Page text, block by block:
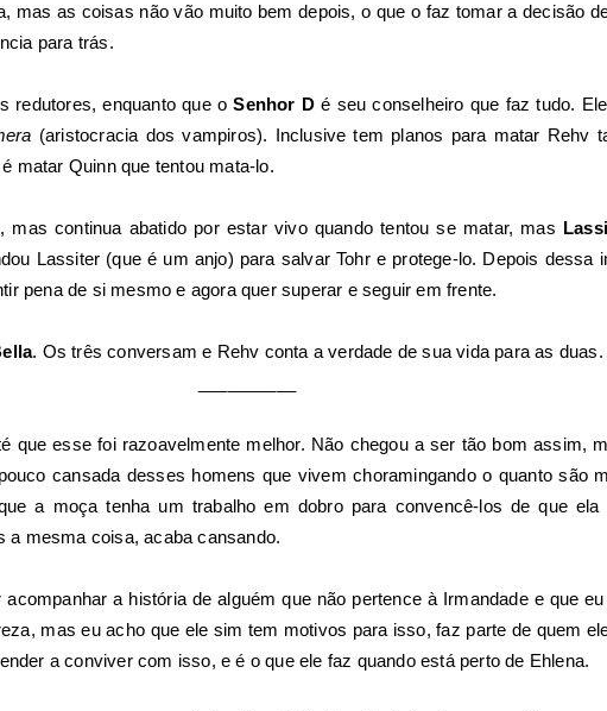
mas as coisas não vão muito bem depois, o que o faz tomar a decisão
para trás.
redutores, enquanto que oSenhor D é seu conselheiro que faz tudo.
(aristocracia dos vampiros). Inclusive tem planos para matar Rehv
matar Quinn que tentou mata-lo.
mas continua abatido por estar vivo quando tentou se matar, mas
Lassiter (que é um anjo) para salvar Tohr e protege-lo. Depois dessa
pena de si mesmo e agora quer superar e seguir em frente.
. Os três conversam e Rehv conta a verdade de sua vida para as duas.
que esse foi razoavelmente melhor. Não chegou a ser tão bom assim,
cansada desses homens que vivem choramingando o quanto são
a moça tenha um trabalho em dobro para convencê-los de que
a mesma coisa, acaba cansando.
a história de alguém que não pertence à Irmandade e que
mas eu acho que ele sim tem motivos para isso, faz parte de quem
a conviver com isso, e é o que ele faz quando está perto de Ehlena.